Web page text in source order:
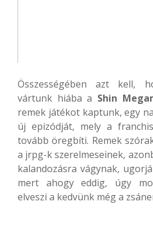
Összességében azt kell,
vártunk hiába a Shin
remek játékot kaptunk, egy
új epizódját, mely a
tovább öregbíti. Remek
a jrpg-k szerelmeseinek,
kalandozásra vágynak,
mert ahogy eddig, úgy
elveszi a kedvünk még a